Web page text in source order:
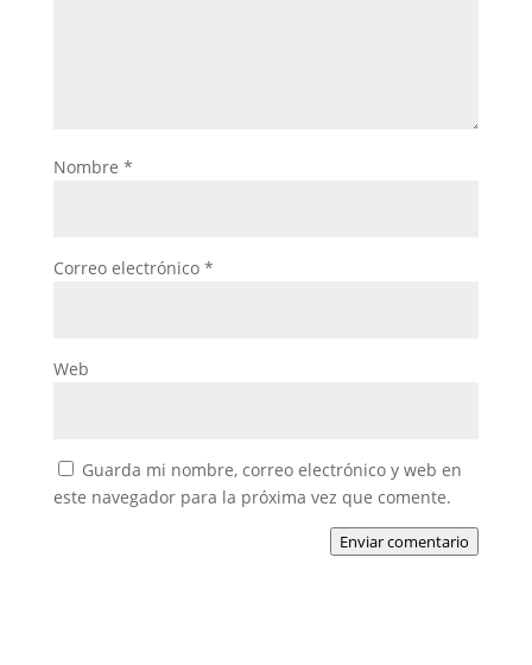
Nombre *
Correo electrónico *
Web
Guarda mi nombre, correo electrónico y web en
este navegador para la próxima vez que comente.
Enviar comentario